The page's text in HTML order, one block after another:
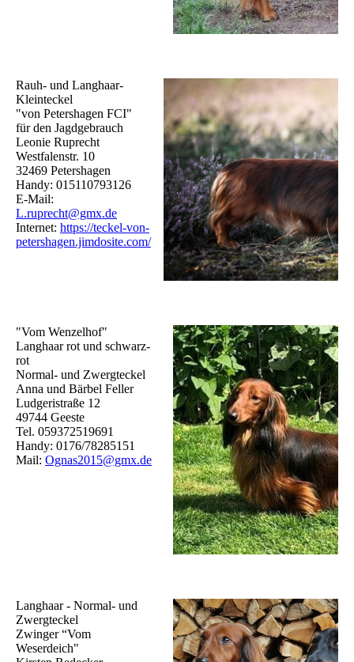
Rauh- und Langhaar-
Kleinteckel
"von Petershagen FCI"
für den Jagdgebrauch
Leonie Ruprecht
Westfalenstr. 10
32469 Petershagen
Handy: 015110793126
E-Mail:
L.ruprecht@gmx.de
Internet: https://teckel-von-
petershagen.jimdosite.com/
"Vom Wenzelhof"
Langhaar rot und schwarz-
rot
Normal- und Zwergteckel
Anna und Bärbel Feller
Ludgeristraße 12
49744 Geeste
Tel. 059372519691
Handy: 0176/78285151
Mail: Ognas2015@gmx.de
Langhaar - Normal- und
Zwergteckel
Zwinger “Vom
Weserdeich"